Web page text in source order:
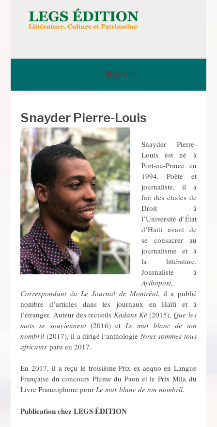
contenuLEGS ÉDITION
MENU
Snayder Pierre-Louis
Snayder Pierre-
Louis est né à
Port-au-Prince en
1994. Poète et
journaliste, il a
fait des études de
Droit à
l’Université d’État
d’Haïti avant de
se consacrer au
journalisme et à
la littérature.
Journaliste à
Ayibopost,
Correspondantde Le Journal de Montréal, il a publié
nombre d’articles dans les journaux en Haïti et à
l’étranger. Auteur des recueils Kadans Kè (2015), Que les
mots se souviennent(2016) et Le mur blanc de ton
nombril (2017), il a dirigé l‘anthologie Nous sommes tous
africains paru en 2017.
En 2017, il a reçu le troisième Prix ex-aequo en Langue
Française du concours Plume du Paon et le Prix Mila du
Livre Francophone pourLe mur blanc de ton nombril.
Publication chez LEGS ÉDITION